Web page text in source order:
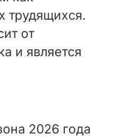
трудящихся.
от
и является
2026 года